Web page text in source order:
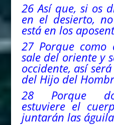
26 Así que, si os
en el desierto,
está en los
27 Porque como
sale deloriente y
occidente, así
delHijo del
28 Porque
estuviere el
juntarán las